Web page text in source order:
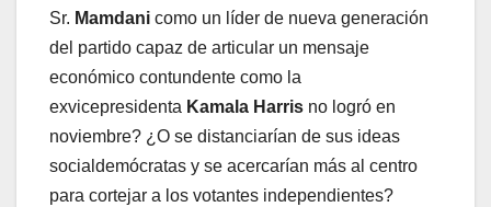
Sr. Mamdani como un líder de nueva generación
del partido capaz de articular un mensaje
económico contundente como la
exvicepresidenta Kamala Harris no logró en
noviembre? ¿O se distanciarían de sus ideas
socialdemócratas y se acercarían más al centro
para cortejar a los votantes independientes?